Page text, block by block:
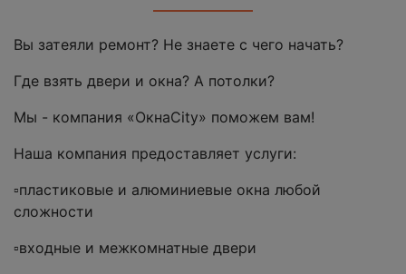
Вы затеяли ремонт? Не знаете с чего начать?
Где взять двери и окна? А потолки?
Мы - компания «ОкнаCity» поможем вам!
Наша компания предоставляет услуги:
▫пластиковые и алюминиевые окна любой
сложности
▫входные и межкомнатные двери